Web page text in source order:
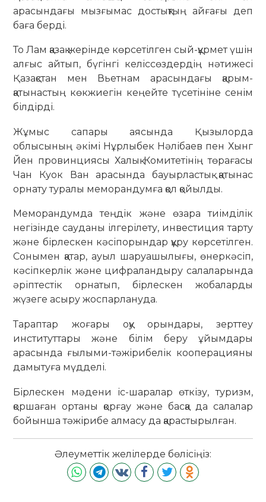
арасындағы мызғымас достықтың айғағы деп
баға берді.
То Лам қазақ жерінде көрсетілген сый-құрмет үшін
алғыс айтып, бүгінгі келіссөздердің нәтижесі
Қазақстан мен Вьетнам арасындағы қарым-
қатынастың көкжиегін кеңейте түсетініне сенім
білдірді.
Жұмыс сапары аясында Қызылорда
облысының әкімі Нұрлыбек Нәлібаев пен Хынг
Йен провинциясы Халық Комитетінің төрағасы
Чан Куок Ван арасында бауырластық қатынас
орнату туралы меморандумға қол қойылды.
Меморандумда теңдік және өзара тиімділік
негізінде сауданы ілгерілету, инвестиция тарту
және бірлескен кәсіпорындар құру көрсетілген.
Сонымен қатар, ауыл шаруашылығы, өнеркәсіп,
кәсіпкерлік және цифраландыру салаларында
әріптестік орнатып, бірлескен жобаларды
жүзеге асыру жоспарлануда.
Тараптар жоғары оқу орындары, зерттеу
институттары және білім беру ұйымдары
арасында ғылыми-тәжірибелік кооперацияны
дамытуға мүдделі.
Бірлескен мәдени іс-шаралар өткізу, туризм,
қоршаған ортаны қорғау және басқа да салалар
бойынша тәжірибе алмасу да қарастырылған.
Әлеуметтік желілерде бөлісіңіз: